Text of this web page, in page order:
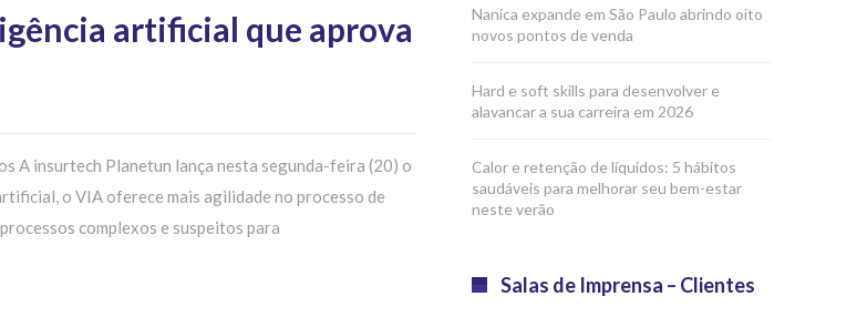
artificial que aprova
A insurtech Planetun lança nesta segunda-feira (20) o
o VIA oferece mais agilidade no processo de
complexos e suspeitos para
Nanica expande em São Paulo abrindo oito
novos pontos de venda
Hard e soft skills para desenvolver e
alavancar a sua carreira em 2026
Calor e retenção de líquidos: 5 hábitos
saudáveis para melhorar seu bem-estar
neste verão
Salas de Imprensa – Clientes